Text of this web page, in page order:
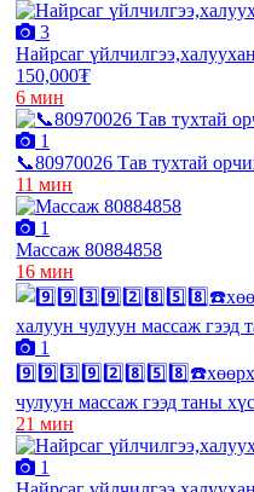
3
Найрсаг
150,000₮
6 мин
1
📞80970026 Тав тухтай
11 мин
1
Массаж 80884858
16 мин
1
чулуун массаж гээд таны
21 мин
1